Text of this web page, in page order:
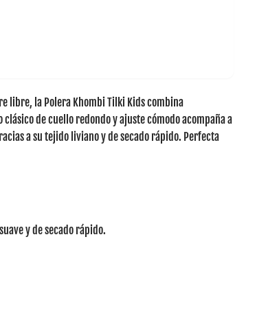
libre, la Polera Khombi Tilki Kidscombina
de cuello redondo y ajuste cómodo acompaña a
a su tejido liviano y de secado rápido. Perfecta
y de secado rápido.